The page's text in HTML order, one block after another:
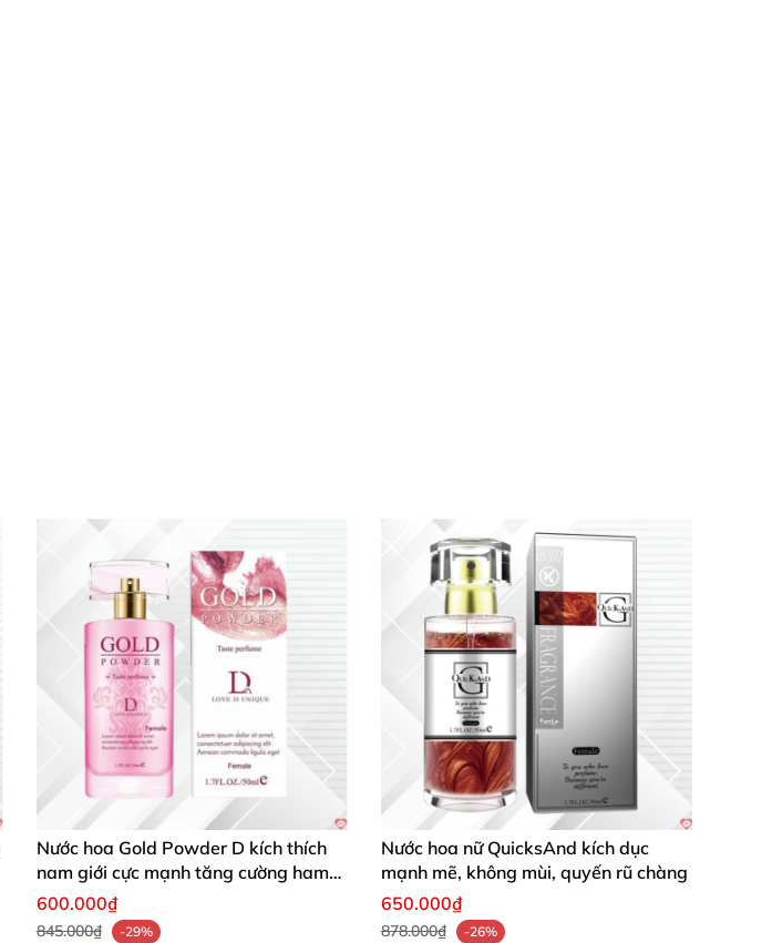
Nước hoa Gold Powder D kích thích
nam giới cực mạnh tăng cường ham
muốn
600.000₫
845.000₫
-29%
Nước hoa nữ QuicksAnd kích dục
mạnh mẽ, không mùi, quyến rũ chàng
650.000₫
878.000₫
-26%